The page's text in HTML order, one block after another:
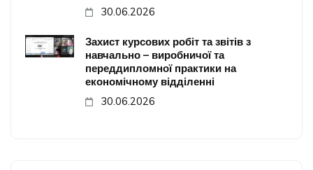
30.06.2026
Захист курсових робіт та звітів з
навчально – виробничої та
переддипломної практики на
економічному відділенні
30.06.2026